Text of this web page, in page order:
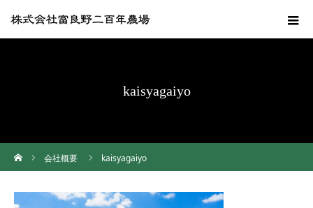
kaisyagaiyo
会社概要
kaisyagaiyo